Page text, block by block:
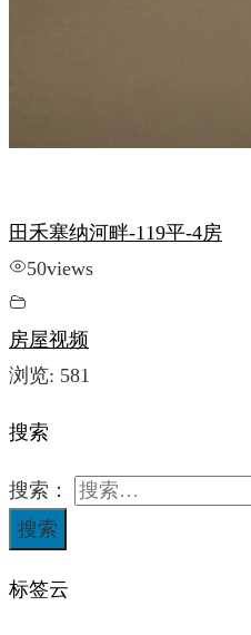
田禾塞纳河畔-119平-4房
50views
房屋视频
浏览: 581
搜索
搜索：
标签云